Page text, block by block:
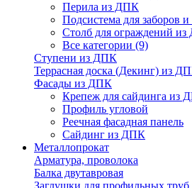
Перила из ДПК
Подсистема для заборов
Столб для ограждений
Все категории (9)
Ступени из ДПК
Террасная доска (Декинг) из
Фасады из ДПК
Крепеж для сайдинга из
Профиль угловой
Реечная фасадная панель
Сайдинг из ДПК
Металлопрокат
Арматура, проволока
Балка двутавровая
Заглушки для профильных труб